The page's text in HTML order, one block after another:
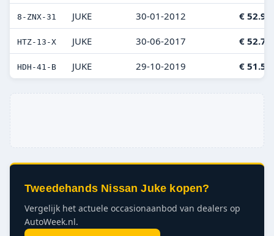
8-ZNX-31 JUKE 30-01-2012 €
HTZ-13-X JUKE 30-06-2017 €
HDH-41-B JUKE 29-10-2019 €
Tweedehands Nissan Juke kopen?
Vergelijk het actuele occasionaanbod van dealers op
AutoWeek.nl.